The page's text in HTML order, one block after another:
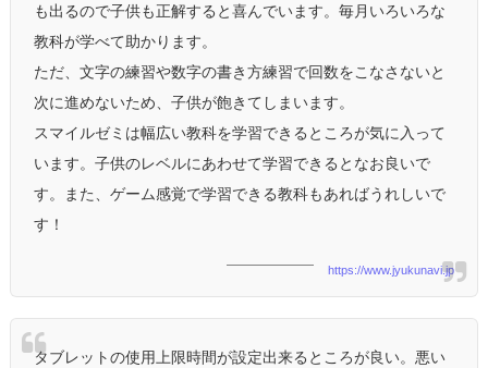
も出るので子供も正解すると喜んでいます。毎月いろいろな
教科が学べて助かります。
ただ、文字の練習や数字の書き方練習で回数をこなさないと
次に進めないため、子供が飽きてしまいます。
スマイルゼミは幅広い教科を学習できるところが気に入って
います。子供のレベルにあわせて学習できるとなお良いで
す。また、ゲーム感覚で学習できる教科もあればうれしいで
す！
https://www.jyukunavi.jp
タブレットの使用上限時間が設定出来るところが良い。悪い